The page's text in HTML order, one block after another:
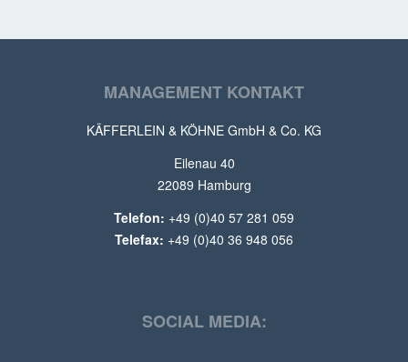
MANAGEMENT KONTAKT
KÄFFERLEIN & KÖHNE GmbH & Co. KG
Eilenau 40
22089 Hamburg
Telefon: +49 (0)40 57 281 059
Telefax: +49 (0)40 36 948 056
SOCIAL MEDIA: